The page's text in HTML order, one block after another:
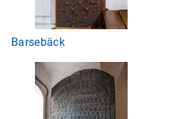
Barsebäck